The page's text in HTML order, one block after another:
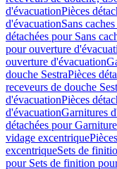
d'évacuationPièces
d'évacuationSans
détachées pour Sans
pour ouverture
ouverture d'évacuation
douche SestraPièces
receveurs de douche
d'évacuationPièces
d'évacuationGarnitures
détachées pour
vidage excentrique
excentriqueSets de
pour Sets de finition